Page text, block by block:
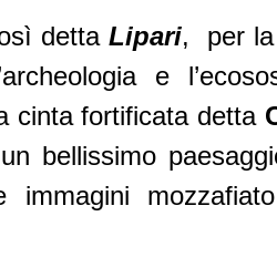
detta Lipari, per la
e
cinta fortificata detta
bellissimo
immagini